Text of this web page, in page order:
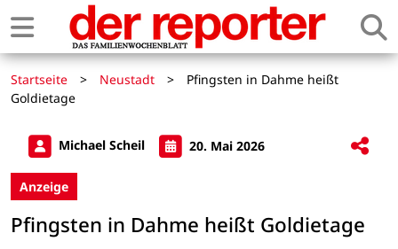
Startseite > Neustadt >
Pfingsten in Dahme heißt
Goldietage
Michael Scheil 20. Mai 2026
Anzeige
Pfingsten in Dahme heißt Goldietage